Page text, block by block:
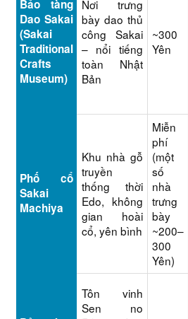
Bảo tàng
Dao Sakai
(Sakai
Traditional
Crafts
Museum)
Nơi trưng
bày dao thủ
công Sakai
– nổi tiếng
toàn Nhật
Bản
~300
Yên
Phố cổ
Sakai
Machiya
Khu nhà gỗ
truyền
thống thời
Edo, không
gian hoài
cổ, yên bình
Miễn
phí
(một
số
nhà
trưng
bày
~200–
300
Yên)
Tôn vinh
Sen no